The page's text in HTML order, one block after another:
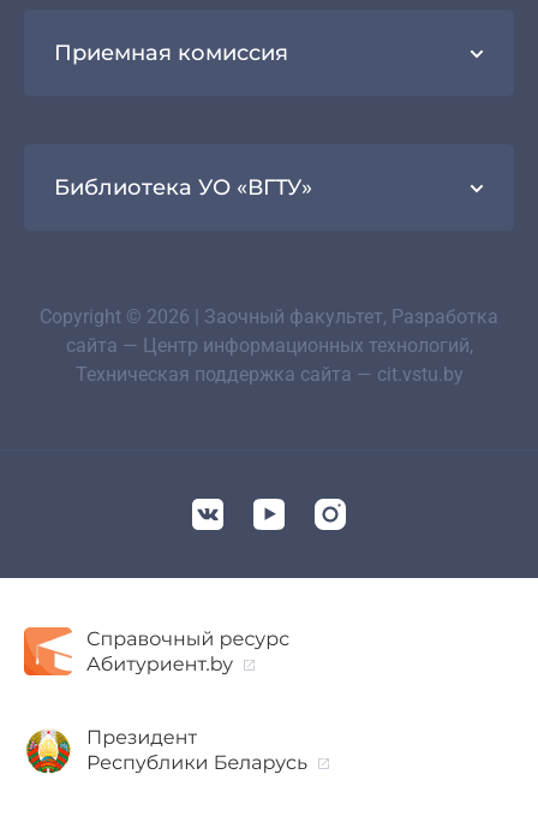
Приемная комиссия
Библиотека УО «ВГТУ»
Copyright © 2026 | Заочный факультет, Разработка
сайта — Центр информационных технологий,
Техническая поддержка сайта — cit.vstu.by